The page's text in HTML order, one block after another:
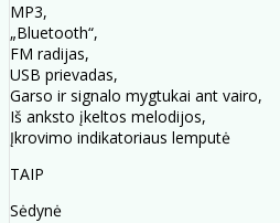
MP3,
„Bluetooth“,
FM radijas,
USB prievadas,
Garso ir signalo mygtukai ant vairo,
Iš anksto įkeltos melodijos,
Įkrovimo indikatoriaus lemputė
TAIP
Sėdynė